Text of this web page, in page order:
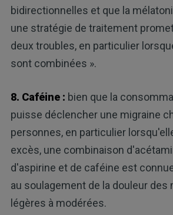
bidirectionnelles et que la
une stratégie de traitement
deux troubles, en particulier
sont combinées ».
8. Caféine : bien que la
puisse déclencher une migraine
personnes, en particulier
excès, une combinaison
d'aspirine et de caféine est
au soulagement de la douleur des
légères à modérées.